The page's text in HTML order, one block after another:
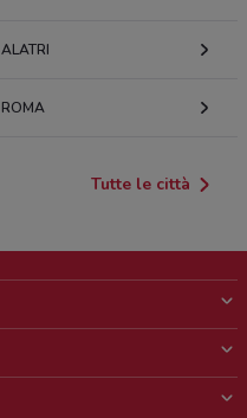
ALATRI
ROMA
Tutte le città